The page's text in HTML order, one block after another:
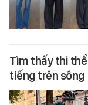
Tìm thấy thi
tiếng trên sông